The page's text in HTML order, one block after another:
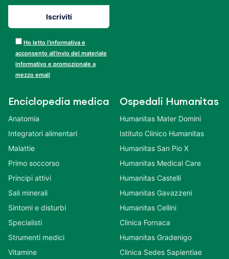
Ho letto l’informativa e
acconsento all’invio del materiale
informativo e promozionale a
mezzo email
Enciclopedia medica
Anatomia
Integratori alimentari
Malattie
Primo soccorso
Principi attivi
Sali minerali
Sintomi e disturbi
Specialisti
Strumenti medici
Vitamine
Ospedali Humanitas
Humanitas Mater Domini
Istituto Clinico Humanitas
Humanitas San Pio X
Humanitas Medical Care
Humanitas Castelli
Humanitas Gavazzeni
Humanitas Cellini
Clinica Fornaca
Humanitas Gradenigo
Clinica Sedes Sapientiae